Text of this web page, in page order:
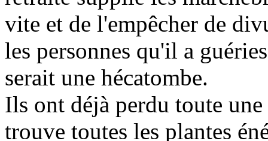
vite et de l'empêcher de
les personnes qu'il a
serait une hécatombe.
Ils ont déjà perdu toute
trouve toutes les plantes